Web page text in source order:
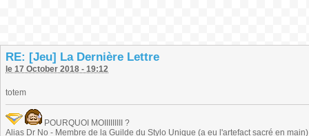
RE: [Jeu] La Dernière Lettre
le 17 October 2018 - 19:12
totem
POURQUOI MOIIIIIIIII ?
Alias Dr No - Membre de la Guilde du Stylo Unique (a eu l'artefact sacré en